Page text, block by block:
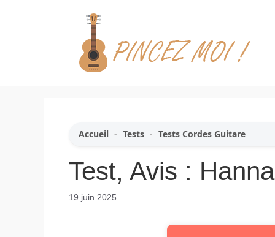
Accueil - Tests - Tests Cordes Guitare
Test, Avis :
19 juin 2025